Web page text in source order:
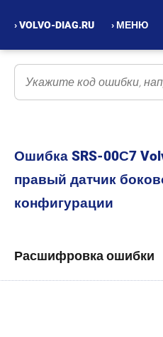
› VOLVO-DIAG.RU › МЕНЮ
Ошибка SRS-00С7
правый датчик
конфигурации
Расшифровка ошибки